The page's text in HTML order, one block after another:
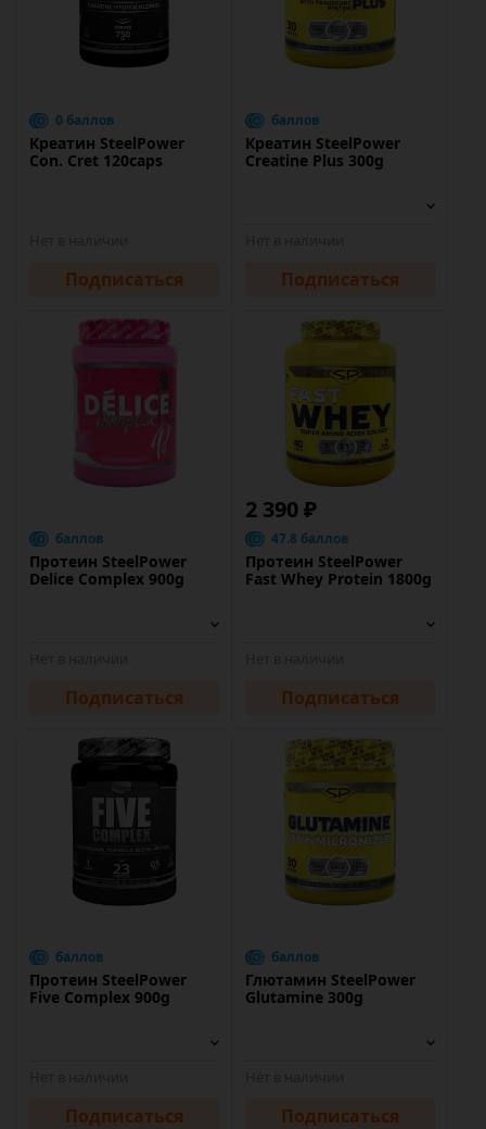
0 баллов
Креатин SteelPower
Con. Cret 120caps
Подписаться
баллов
Креатин SteelPower
Creatine Plus 300g
Подписаться
баллов
Протеин SteelPower
Delice Complex 900g
Подписаться
2 390 ₽
47.8 баллов
Протеин SteelPower
Fast Whey Protein 1800g
Подписаться
баллов
Протеин SteelPower
Five Complex 900g
Подписаться
баллов
Глютамин SteelPower
Glutamine 300g
Подписаться